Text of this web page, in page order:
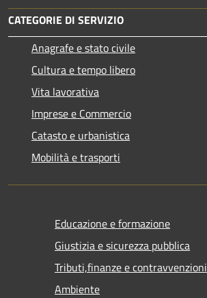
CATEGORIE DI SERVIZIO
Anagrafe e stato civile
Cultura e tempo libero
Vita lavorativa
Imprese e Commercio
Catasto e urbanistica
Mobilità e trasporti
Educazione e formazione
Giustizia e sicurezza pubblica
Tributi,finanze e contravvenzioni
Ambiente